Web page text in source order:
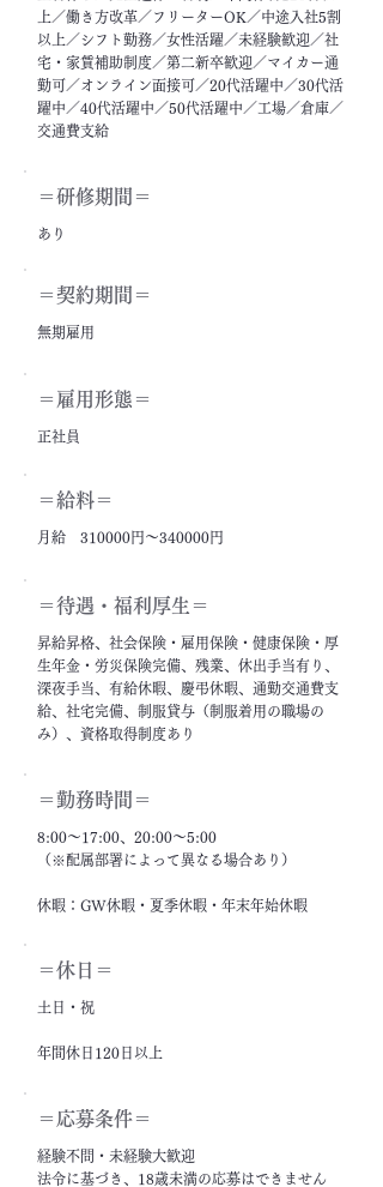
上／働き方改革／フリーターOK／中途入社5割
以上／シフト勤務／女性活躍／未経験歓迎／社
宅・家賃補助制度／第二新卒歓迎／マイカー通
勤可／オンライン面接可／20代活躍中／30代活
躍中／40代活躍中／50代活躍中／工場／倉庫／
交通費支給
＝​研修期間＝
あり
＝契約期間＝
無期雇用
＝雇用形態＝
正社員
＝給料＝
月給 310000円～340000円
＝​待遇・福利厚生＝
昇給昇格、社会保険・雇用保険・健康保険・厚
生年金・労災保険完備、残業、休出手当有り、
深夜手当、有給休暇、慶弔休暇、通勤交通費支
給、社宅完備、制服貸与（制服着用の職場の
み）、資格取得制度あり
＝勤務時間＝
8:00～17:00、20:00～5:00
（※配属部署によって異なる場合あり）
休暇：GW休暇・夏季休暇・年末年始休暇
＝休日＝
土日・祝
年間休日120日以上
＝応募条件＝
経験不問・未経験大歓迎
法令に基づき、18歳未満の応募はできません